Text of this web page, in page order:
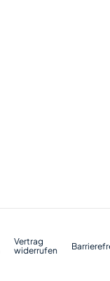
Vertrag
widerrufen